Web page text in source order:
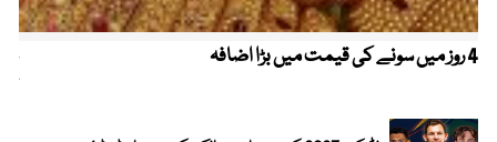
4 روز میں سونے کی قیمت میں بڑا اضافہ